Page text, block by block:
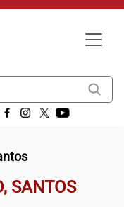
SANTOS